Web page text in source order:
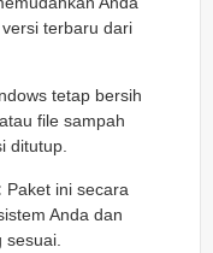
terbaru dari
tetap bersih
file sampah
ditutup.
Paket ini secara
Anda dan